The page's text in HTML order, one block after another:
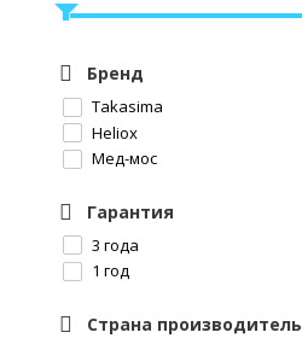
Бренд
Takasima
Heliox
Мед-мос
Гарантия
3 года
1 год
Страна производитель